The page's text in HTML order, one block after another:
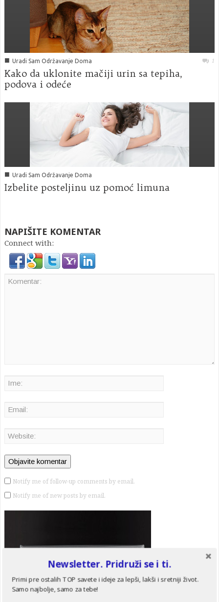
■ Uradi Sam Održavanje Doma 1
Kako da uklonite mačiji urin sa tepiha,
podova i odeće
■ Uradi Sam Održavanje Doma
Izbelite posteljinu uz pomoć limuna
NAPIŠITE KOMENTAR
Connect with:
Notify me of follow-up comments by email.
Notify me of new posts by email.
Newsletter. Pridruži se i ti.
Primi pre ostalih TOP savete i ideje za lepši, lakši i sretniji život.
Samo najbolje, samo za tebe!